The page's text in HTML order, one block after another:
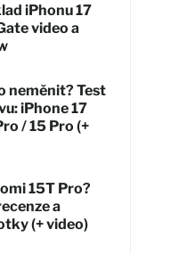
iPhonu 17
video a
neměnit? Test
iPhone 17
/ 15 Pro (+
15T Pro?
a
(+ video)